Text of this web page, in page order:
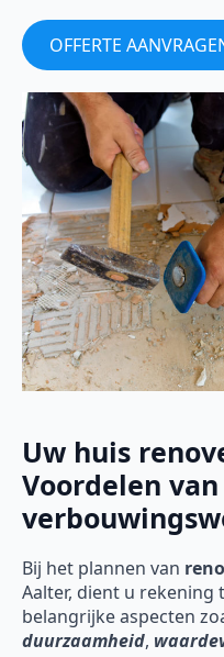
OFFERTE
Uw huis
Voordelen
Bij het plannen van
Aalter, dient u rekening
belangrijke aspecten
duurzaamheid,